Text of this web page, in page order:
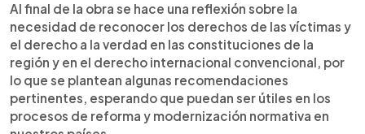
Al final de la obra se hace una reflexión sobre la
necesidad de reconocer los derechos de las víctimas y
el derecho a la verdad en las constituciones de la
región y en el derecho internacional convencional, por
lo que se plantean algunas recomendaciones
pertinentes, esperando que puedan ser útiles en los
procesos de reforma y modernización normativa en